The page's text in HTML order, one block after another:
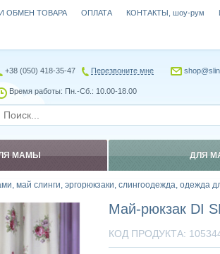
май слинги, эргорюкзаки, слингоодежда, одежда
Май-рюкзак DI
КОД ПРОДУКТА:
ОБМЕН ТОВАРА ОПЛАТА КОНТАКТЫ, шоу-рум
+38 (050) 418-35-47 Перезвоните мне
Время работы: Пн.-Сб.: 10.00-18.00
МАМЫ ДЛЯ